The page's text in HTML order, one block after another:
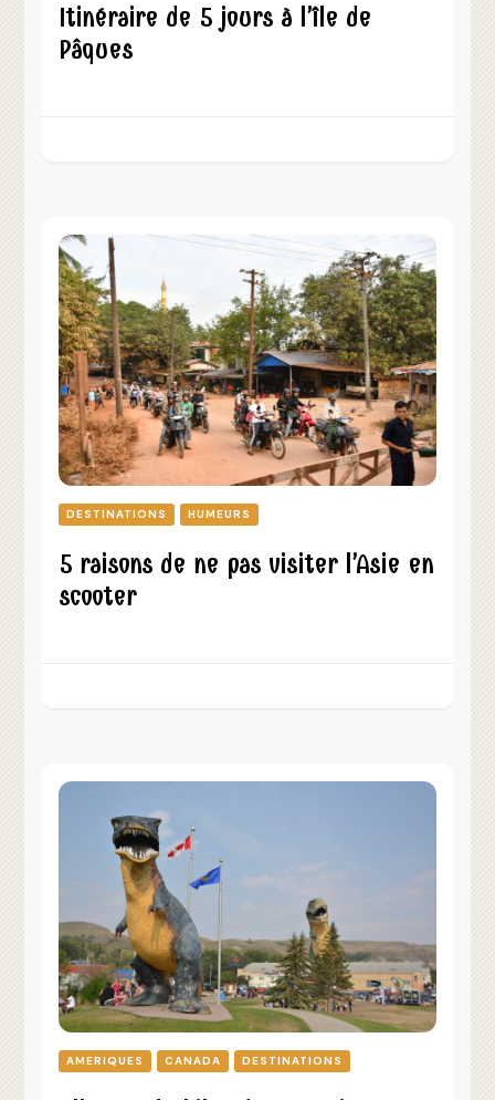
Itinéraire de 5 jours à l’île de
Pâques
DESTINATIONS HUMEURS
5 raisons de ne pas visiter l’Asie en
scooter
AMERIQUES CANADA DESTINATIONS